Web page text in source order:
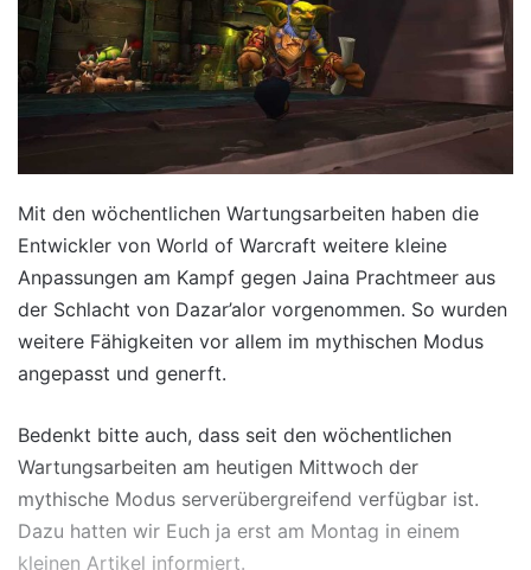
Mit den wöchentlichen Wartungsarbeiten haben die
Entwickler von World of Warcraft weitere kleine
Anpassungen am Kampf gegen Jaina Prachtmeer aus
der Schlacht von Dazar’alor vorgenommen. So wurden
weitere Fähigkeiten vor allem im mythischen Modus
angepasst und generft.
Bedenkt bitte auch, dass seit den wöchentlichen
Wartungsarbeiten am heutigen Mittwoch der
mythische Modus serverübergreifend verfügbar ist.
Dazu hatten wir Euch ja erst am Montag in einem
kleinen Artikel informiert.